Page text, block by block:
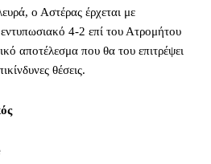
ο Αστέρας έρχεται με
4-2 επί του Ατρομήτου
αποτέλεσμα που θα του επιτρέψει
θέσεις.